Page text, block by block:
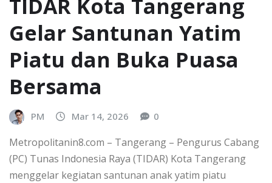
TIDAR Kota Tangerang
Gelar Santunan Yatim
Piatu dan Buka Puasa
Bersama
PM Mar 14, 2026 0
Metropolitanin8.com – Tangerang – Pengurus Cabang
(PC) Tunas Indonesia Raya (TIDAR) Kota Tangerang
menggelar kegiatan santunan anak yatim piatu